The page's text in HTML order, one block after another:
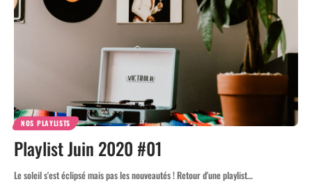
NOS PLAYLISTS
Playlist Juin 2020 #01
Le soleil s'est éclipsé mais pas les nouveautés ! Retour d'une playlist…